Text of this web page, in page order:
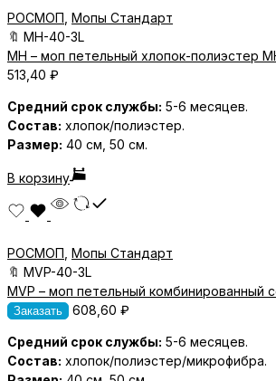
РОСМОП Мопы Стандарт
🔖 MH-40-3L
MH – моп петельный хлопок-полиэстер
513,40 ₽
Средний срок службы: 5-6 месяцев.
Состав: хлопок/полиэстер.
Размер: 40 см, 50 см.
В корзину
РОСМОП Мопы Стандарт
🔖 MVP-40-3L
MVP – моп петельный комбинированный
Заказать 608,60 ₽
Средний срок службы: 5-6 месяцев.
Состав: хлопок/полиэстер/микрофибра.